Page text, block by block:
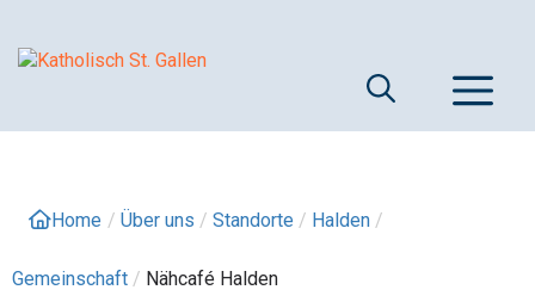
Inhalt
Home / Über uns / Standorte / Halden /
Gemeinschaft / Nähcafé Halden